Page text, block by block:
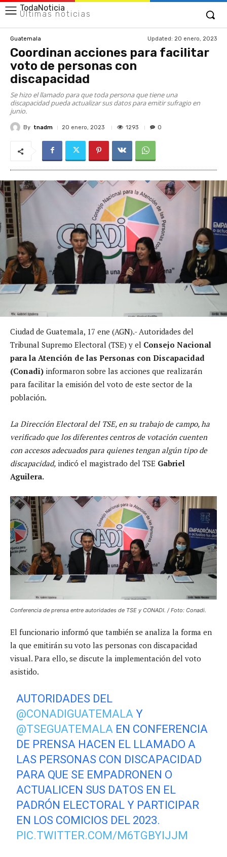
TodaNoticia
Últimas noticias
Guatemala Updated: 20 enero, 2023
Coordinan acciones para facilitar
voto de personas con
discapacidad
Se hizo el llamado para que toda persona que tiene una
discapacidad pueda actualizar sus datos para emitir sufragio en
junio.
By tnadm 20 enero, 2023 1293 0
Ciudad de Guatemala, 17 ene (AGN).- Autoridades del
Tribunal Supremo Electoral (TSE) y el Consejo Nacional
para la Atención de las Personas con Discapacidad
(Conadi) informaron sobre las acciones que realizarán
para facilitar la emisión del voto de este sector de la
población.
La Dirección Electoral del TSE, en su trabajo de campo, ha
verificado que los diferentes centros de votación cuenten
con accesos adecuados para quienes tengan algún tipo de
discapacidad, indicó el magistrado del TSE Gabriel
Aguilera.
Conferencia de prensa entre autoridades de TSE y CONADI. / Foto: Conadi.
El funcionario informó que también se analiza la forma en
la que emitirán su voto las personas con discapacidad
visual. Para ello, se discute la implementación del voto
asistido.
AUTORIDADES DEL
@CONADIGUATEMALA Y
@TSEGUATEMALA EN CONFERENCIA
DE PRENSA HACEN EL LLAMADO A
LAS PERSONAS CON DISCAPACIDAD
PARA QUE SE EMPADRONEN O
ACTUALICEN SUS DATOS EN EL
PADRÓN ELECTORAL Y PARTICIPAR
EN LOS COMICIOS DEL 2023.
PIC.TWITTER.COM/M6TGBYIJJM